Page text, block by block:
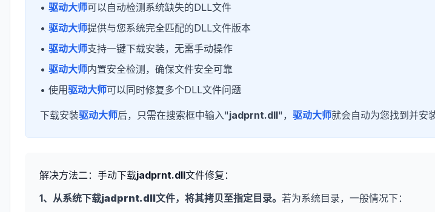
• 驱动大师可以自动检测系统缺失的DLL文件
• 驱动大师提供与您系统完全匹配的DLL文件版本
• 驱动大师支持一键下载安装，无需手动操作
• 驱动大师内置安全检测，确保文件安全可靠
• 使用驱动大师可以同时修复多个DLL文件问题
下载安装驱动大师后，只需在搜索框中输入"jadprnt.dll"， 驱动大师就会自动为您找到并安
解决方法二：手动下载jadprnt.dll文件修复：
1、从系统下载jadprnt.dll文件，将其拷贝至指定目录。 若为系统目录，一般情况下：